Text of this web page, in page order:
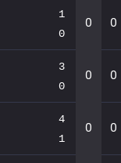
1
0
0 0
3
0
0 0
4
1
0 0